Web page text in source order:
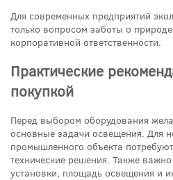
Для современных предприятий
только вопросом заботы о
корпоративной ответственности.
Практические
покупкой
Перед выбором оборудования
основные задачи освещения. Для
промышленного объекта
технические решения. Также
установки, площадь освещения и